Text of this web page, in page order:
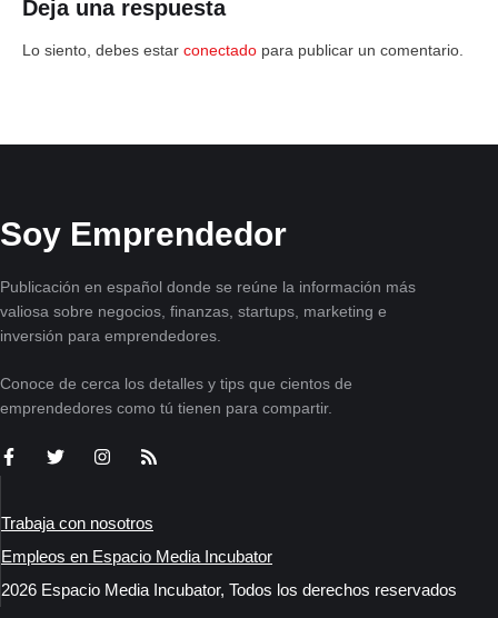
Deja una respuesta
Lo siento, debes estar conectado para publicar un comentario.
Soy Emprendedor
Publicación en español donde se reúne la información más
valiosa sobre negocios, finanzas, startups, marketing e
inversión para emprendedores.
Conoce de cerca los detalles y tips que cientos de
emprendedores como tú tienen para compartir.
Trabaja con nosotros
Empleos en Espacio Media Incubator
2026 Espacio Media Incubator, Todos los derechos reservados